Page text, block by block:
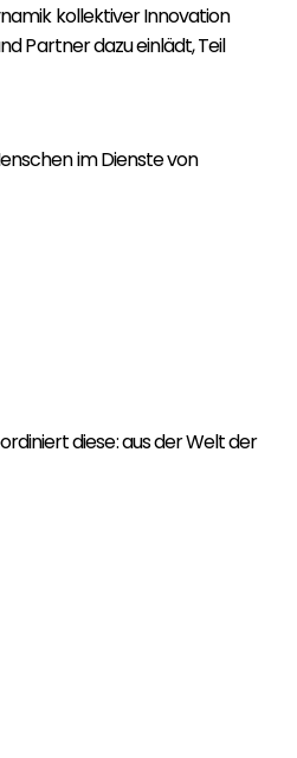
kollektiver Innovation
Partner dazu einlädt, Teil
im Dienste von
diese: aus der Welt der